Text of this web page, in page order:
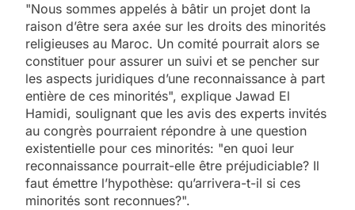
"Nous sommes appelés à bâtir un projet dont la
raison d’être sera axée sur les droits des minorités
religieuses au Maroc. Un comité pourrait alors se
constituer pour assurer un suivi et se pencher sur
les aspects juridiques d’une reconnaissance à part
entière de ces minorités", explique Jawad El
Hamidi, soulignant que les avis des experts invités
au congrès pourraient répondre à une question
existentielle pour ces minorités: "en quoi leur
reconnaissance pourrait-elle être préjudiciable? Il
faut émettre l’hypothèse: qu’arrivera-t-il si ces
minorités sont reconnues?".